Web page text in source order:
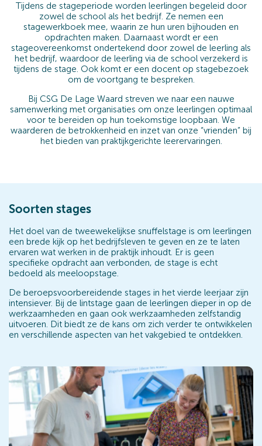
Tijdens de stageperiode worden leerlingen begeleid door
zowel de school als het bedrijf. Ze nemen een
stagewerkboek mee, waarin ze hun uren bijhouden en
opdrachten maken. Daarnaast wordt er een
stageovereenkomst ondertekend door zowel de leerling als
het bedrijf, waardoor de leerling via de school verzekerd is
tijdens de stage. Ook komt er een docent op stagebezoek
om de voortgang te bespreken.
Bij CSG De Lage Waard streven we naar een nauwe
samenwerking met organisaties om onze leerlingen optimaal
voor te bereiden op hun toekomstige loopbaan. We
waarderen de betrokkenheid en inzet van onze “vrienden” bij
het bieden van praktijkgerichte leerervaringen.
Soorten stages
Het doel van de tweewekelijkse snuffelstage is om leerlingen
een brede kijk op het bedrijfsleven te geven en ze te laten
ervaren wat werken in de praktijk inhoudt. Er is geen
specifieke opdracht aan verbonden, de stage is echt
bedoeld als meeloopstage.
De beroepsvoorbereidende stages in het vierde leerjaar zijn
intensiever. Bij de lintstage gaan de leerlingen dieper in op de
werkzaamheden en gaan ook werkzaamheden zelfstandig
uitvoeren. Dit biedt ze de kans om zich verder te ontwikkelen
en verschillende aspecten van het vakgebied te ontdekken.